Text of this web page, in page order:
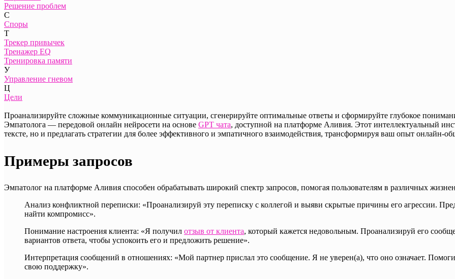
Решение проблем
С
Споры
Т
Трекер привычек
Тренажер EQ
Тренировка памяти
У
Управление гневом
Ц
Цели
Проанализируйте сложные коммуникационные ситуации, сгенерируйте оптимальные ответы и сформируйте глубокое
Эмпатолога — передовой онлайн нейросети на основе GPT чата, доступной на платформе Аливия. Этот интеллектуальный
тексте, но и предлагать стратегии для более эффективного и эмпатичного взаимодействия, трансформируя ваш опыт онлайн-
Примеры запросов
Эмпатолог на платформе Аливия способен обрабатывать широкий спектр запросов, помогая пользователям в различных
Анализ конфликтной переписки: «Проанализируй эту переписку с коллегой и выяви скрытые причины его агрессии.
найти компромисс».
Понимание настроения клиента: «Я получил отзыв от клиента, который кажется недовольным. Проанализируй его
вариантов ответа, чтобы успокоить его и предложить решение».
Интерпретация сообщений в отношениях: «Мой партнер прислал это сообщение. Я не уверен(а), что оно означает.
свою поддержку».